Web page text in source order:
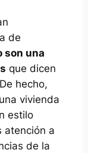
de
son una
que dicen
hecho,
vivienda
estilo
atención a
de la